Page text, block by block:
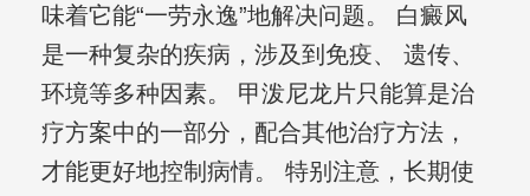
味着它能“一劳永逸”地解决问题。 白癜风
是一种复杂的疾病，涉及到免疫、 遗传、
环境等多种因素。 甲泼尼龙片只能算是治
疗方案中的一部分，配合其他治疗方法，
才能更好地控制病情。 特别注意，长期使